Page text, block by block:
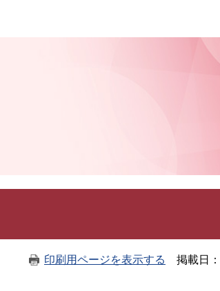
印刷用ページを表示する 掲載日